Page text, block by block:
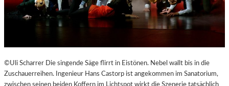
©Uli Scharrer Die singende Säge flirrt in Eistönen. Nebel wallt bis in die
Zuschauerreihen. Ingenieur Hans Castorp ist angekommen im Sanatorium,
zwischen seinen beiden Koffern im Lichtspot wirkt die Szenerie tatsächlich